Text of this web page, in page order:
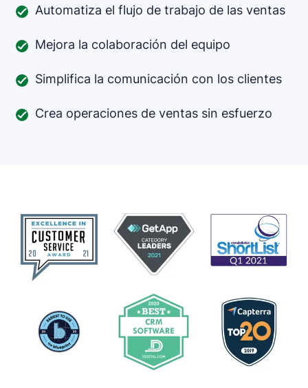
Automatiza el flujo de trabajo de las ventas
Mejora la colaboración del equipo
Simplifica la comunicación con los clientes
Crea operaciones de ventas sin esfuerzo